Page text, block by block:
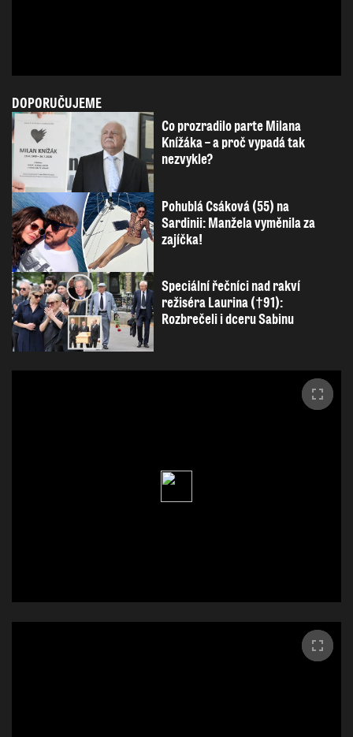
DOPORUČUJEME
Co prozradilo parte Milana
Knížáka – a proč vypadá tak
nezvykle?
Pohublá Csáková (55) na
Sardinii: Manžela vyměnila za
zajíčka!
Speciální řečníci nad rakví
režiséra Laurina (†91):
Rozbrečeli i dceru Sabinu